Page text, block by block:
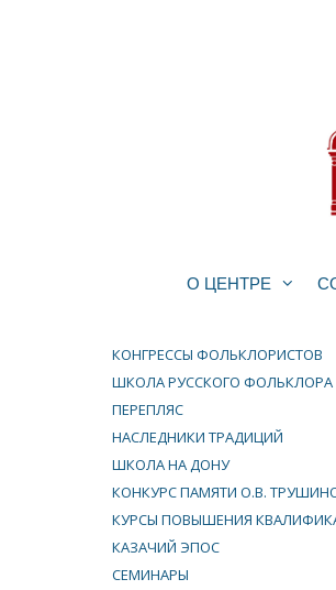
О ЦЕНТРЕ
КОНГРЕССЫ ФОЛЬКЛОРИСТОВ
ШКОЛА РУССКОГО ФОЛЬКЛОРА
ПЕРЕПЛЯС
НАСЛЕДНИКИ ТРАДИЦИЙ
ШКОЛА НА ДОНУ
КОНКУРС ПАМЯТИ О.В.
КУРСЫ ПОВЫШЕНИЯ
КАЗАЧИЙ ЭПОС
СЕМИНАРЫ